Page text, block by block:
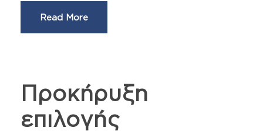
Read More
Προκήρυξη
επιλογής